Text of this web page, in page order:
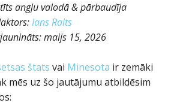
angļu valodā & pārbaudīja
Ians Raits
maijs 15, 2026
štats vai Minesota ir zemāki
mēs uz šo jautājumu atbildēsim